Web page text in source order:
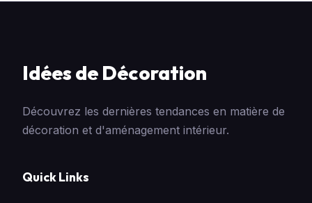
Idées de Décoration
Découvrez les dernières tendances en matière de
décoration et d'aménagement intérieur.
Quick Links